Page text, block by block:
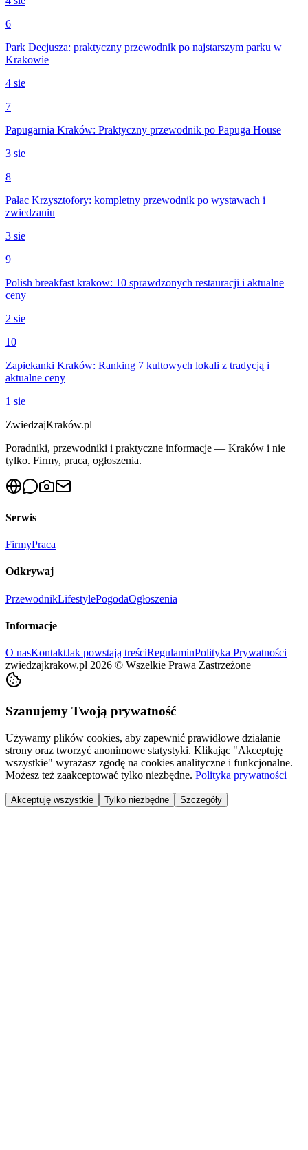
6
Park Decjusza: praktyczny przewodnik po najstarszym parku w
Krakowie
4 sie
7
Papugarnia Kraków: Praktyczny przewodnik po Papuga House
3 sie
8
Pałac Krzysztofory: kompletny przewodnik po wystawach i
zwiedzaniu
3 sie
9
Polish breakfast krakow: 10 sprawdzonych restauracji i aktualne
ceny
2 sie
10
Zapiekanki Kraków: Ranking 7 kultowych lokali z tradycją i
aktualne ceny
1 sie
ZwiedzajKraków.pl
Poradniki, przewodniki i praktyczne informacje — Kraków i nie
tylko. Firmy, praca, ogłoszenia.
Serwis
FirmyPraca
Odkrywaj
PrzewodnikLifestylePogodaOgłoszenia
Informacje
O nasKontaktJak powstają treściRegulaminPolityka Prywatności
zwiedzajkrakow.pl 2026 © Wszelkie Prawa Zastrzeżone
Szanujemy Twoją prywatność
Używamy plików cookies, aby zapewnić prawidłowe działanie
strony oraz tworzyć anonimowe statystyki. Klikając "Akceptuję
wszystkie" wyrażasz zgodę na cookies analityczne i funkcjonalne.
Możesz też zaakceptować tylko niezbędne. Polityka prywatności
Akceptuję wszystkie Tylko niezbędne Szczegóły